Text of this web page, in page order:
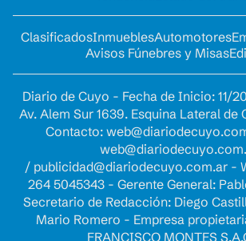
ClasificadosInmueblesAutomotores
Avisos Fúnebres y Misas
Diario de Cuyo - Fecha de Inicio: 11/
Av. Alem Sur 1639. Esquina Lateral
Contacto:
/ publicidad@diariodecuyo.com.ar-
264 5045343 - Gerente General:
Secretario de Redacción: Diego
Mario Romero - Empresa
FRANCISCO MONTES